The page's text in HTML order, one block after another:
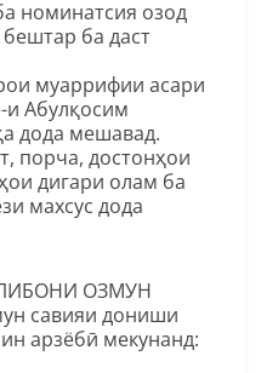
номинатсия озод
ба даст
муаррифии асари
Абулқосим
дода мешавад.
порча, достонҳои
дигари олам ба
махсус дода
ОЗМУН
савияи дониши
арзёбӣ мекунанд: